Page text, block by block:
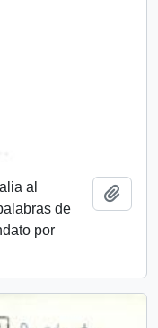
al
de
por